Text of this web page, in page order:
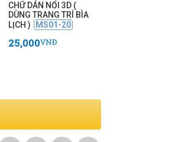
CHỮ DÁN NỔI 3D (
DÙNG TRANG TRÍ BÌA
LỊCH )
MS01-20
25,000VNĐ